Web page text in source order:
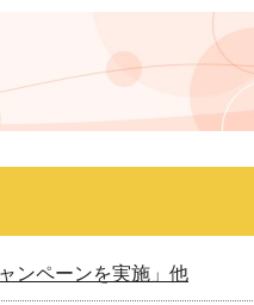
ンペーンを実施」他